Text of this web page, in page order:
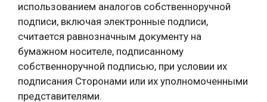
использованием аналогов собственноручной
подписи, включая электронные подписи,
считается равнозначным документу на
бумажном носителе, подписанному
собственноручной подписью, при условии их
подписания Сторонами или их уполномоченными
представителями.